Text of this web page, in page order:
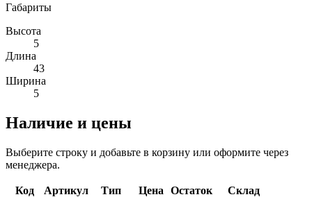
Габариты
Высота
5
Длина
43
Ширина
5
Наличие и цены
Выберите строку и добавьте в корзину или оформите через
менеджера.
Код Артикул Тип Цена Остаток
Склад